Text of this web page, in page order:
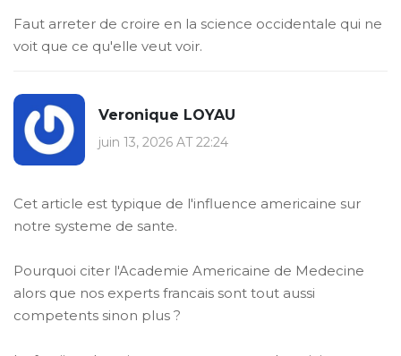
Faut arreter de croire en la science occidentale qui ne
voit que ce qu'elle veut voir.
Veronique LOYAU
juin 13, 2026 AT 22:24
Cet article est typique de l'influence americaine sur
notre systeme de sante.
Pourquoi citer l'Academie Americaine de Medecine
alors que nos experts francais sont tout aussi
competents sinon plus ?